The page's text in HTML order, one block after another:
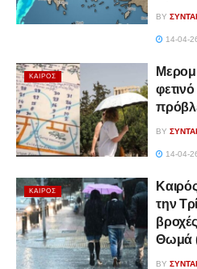
BY
14-04-
ΚΑΙΡΌΣ
φετινό
BY
14-04-
ΚΑΙΡΌΣ
την
Θωμά
BY